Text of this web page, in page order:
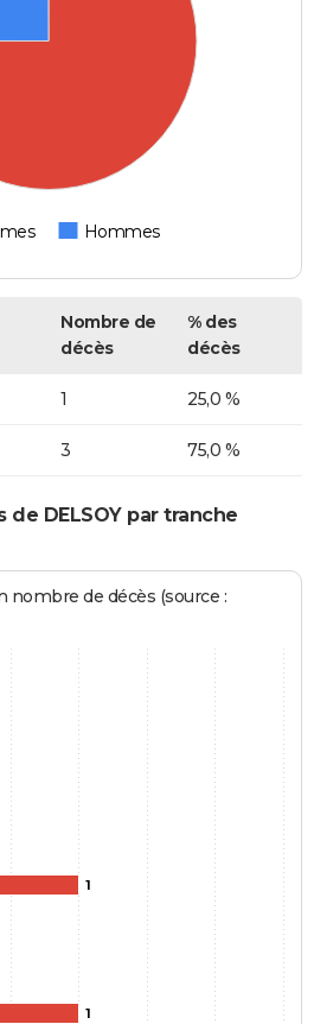
Hommes
Nombre de
décès
% des
décès
1 25,0 %
3 75,0 %
de DELSOY par tranche
nombre de décès (source :
1
1